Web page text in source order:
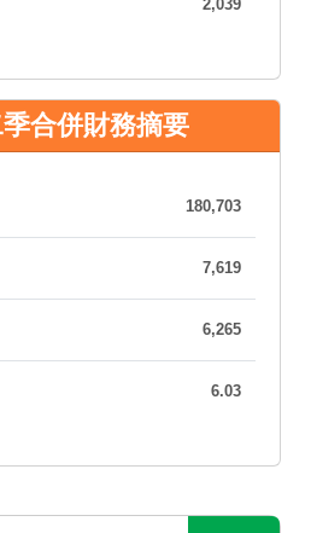
2,039
合併財務摘要
180,703
7,619
6,265
6.03